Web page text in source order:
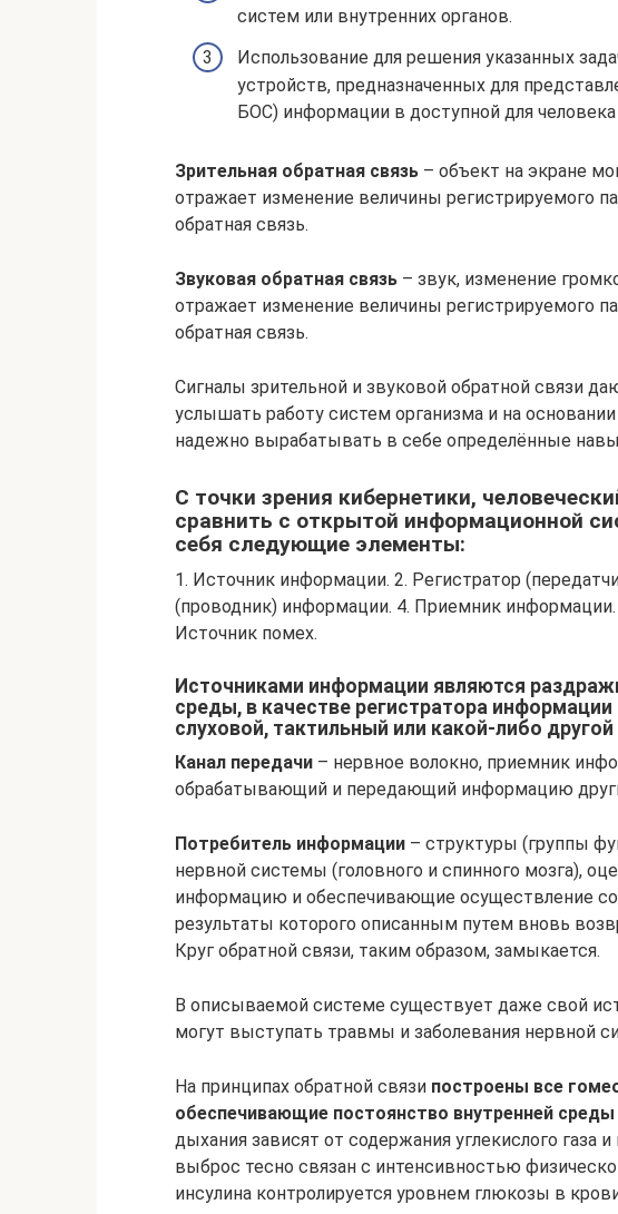
систем или внутренних органов.
Использование для решения указанных
устройств, предназначенных для
БОС) информации в доступной для
Зрительная обратная связь – объект на экране
отражает изменение величины регистрируемого
обратная связь.
Звуковая обратная связь – звук, изменение
отражает изменение величины регистрируемого
обратная связь.
Сигналы зрительной и звуковой обратной связи
услышать работу систем организма и на
надежно вырабатывать в себе определённые
С точки зрения кибернетики,
сравнить с открытой информационной
себя следующие элементы:
1. Источник информации. 2. Регистратор
(проводник) информации. 4. Приемник
Источник помех.
Источниками информации являются
среды, в качестве регистратора
слуховой, тактильный или какой-либо
Канал передачи – нервное волокно, приемник
обрабатывающий и передающий информацию
Потребитель информации – структуры (группы
нервной системы (головного и спинного мозга),
информацию и обеспечивающие осуществление
результаты которого описанным путем вновь
Круг обратной связи, таким образом, замыкается.
В описываемой системе существует даже свой
могут выступать травмы и заболевания нервной
На принципах обратной связи построены все
обеспечивающие постоянство внутренней среды
дыхания зависят от содержания углекислого газа
выброс тесно связан с интенсивностью
инсулина контролируется уровнем глюкозы в